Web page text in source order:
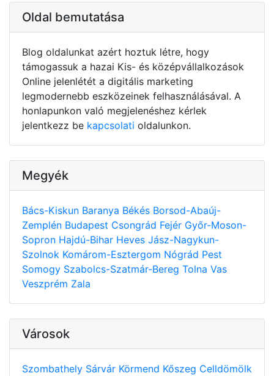
Oldal bemutatása
Blog oldalunkat azért hoztuk létre, hogy
támogassuk a hazai Kis- és középvállalkozások
Online jelenlétét a digitális marketing
legmodernebb eszközeinek felhasználásával. A
honlapunkon való megjelenéshez kérlek
jelentkezz be kapcsolati oldalunkon.
Megyék
Bács-Kiskun Baranya Békés Borsod-Abaúj-
Zemplén Budapest Csongrád Fejér Győr-Moson-
Sopron Hajdú-Bihar Heves Jász-Nagykun-
Szolnok Komárom-Esztergom Nógrád Pest
Somogy Szabolcs-Szatmár-Bereg Tolna Vas
Veszprém Zala
Városok
Szombathely Sárvár Körmend Kőszeg Celldömölk